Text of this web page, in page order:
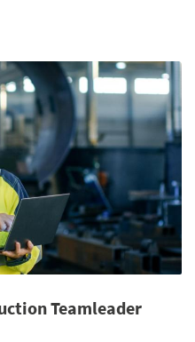
Teamleader